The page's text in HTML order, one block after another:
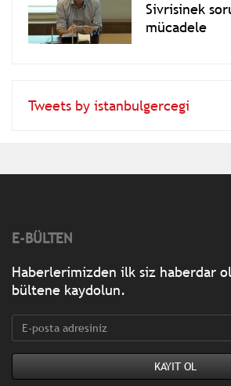
Sivrisinek
mücadele
Tweets by istanbulgercegi
E-BÜLTEN
Haberlerimizden ilk siz haberdar
bültene kaydolun.